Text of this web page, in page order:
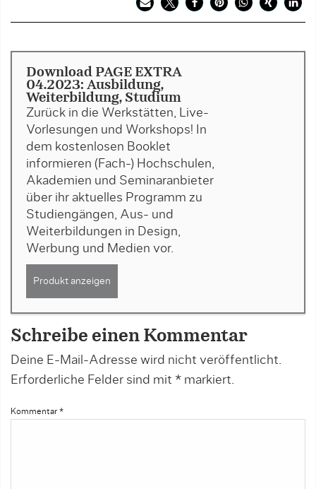
Download PAGE EXTRA
04.2023: Ausbildung,
Weiterbildung, Studium
Zurück in die Werkstätten, Live-
Vorlesungen und Workshops! In
dem kostenlosen Booklet
informieren (Fach-) Hochschulen,
Akademien und Seminaranbieter
über ihr aktuelles Programm zu
Studiengängen, Aus- und
Weiterbildungen in Design,
Werbung und Medien vor.
Produkt anzeigen
Schreibe einen Kommentar
Deine E-Mail-Adresse wird nicht veröffentlicht.
Erforderliche Felder sind mit * markiert.
Kommentar *